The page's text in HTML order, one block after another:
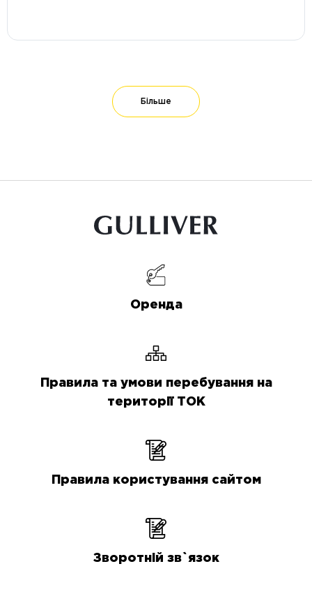
Більше
Оренда
Правила та умови перебування на
території ТОК
Правила користування сайтом
Зворотній зв`язок